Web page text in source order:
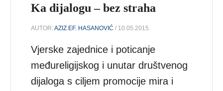
Ka dijalogu – bez straha
AUTOR:AZIZ EF. HASANOVIĆ / 10.05.2015.
Vjerske zajednice i poticanje
međureligijskog i unutar društvenog
dijaloga s ciljem promocije mira i